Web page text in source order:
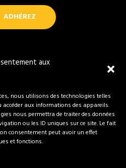
aux
nous utilisons des technologies telles
aux informations des appareils.
nous permettra de traiter des données
ou les ID uniques sur ce site. Le fait
consentement peut avoir un effet
et fonctions.
ADHÉREZ
Sokorritzaileak
Communication